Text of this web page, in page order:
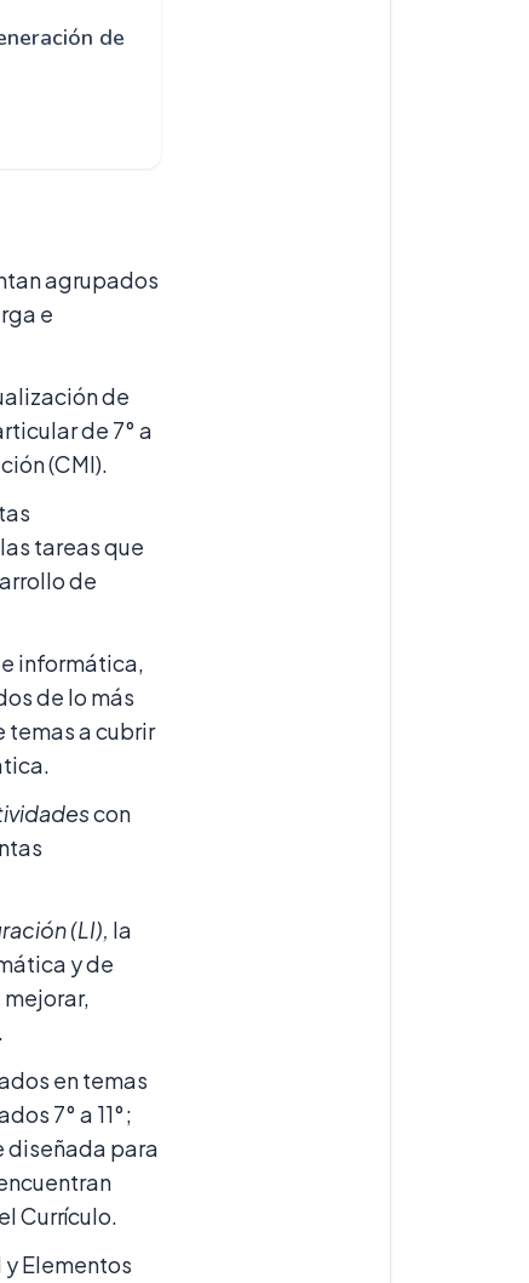
de
agrupados
e
de
de 7° a
(CMI).
tareas que
de
informática,
de lo más
temas a cubrir
con
(LI), la
y de
en temas
7° a 11°;
diseñada para
Currículo.
Elementos